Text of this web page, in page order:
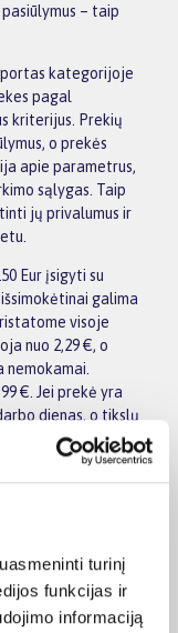
turinį
funkcijas ir
informaciją
– taip
kategorijoje
pagal
kriterijus. Prekių
o prekės
apie parametrus,
sąlygas. Taip
jų privalumus ir
Eur įsigyti su
galima
visoje
nuo 2,29 €, o
€. Jei prekė yra
dienas, o tikslų